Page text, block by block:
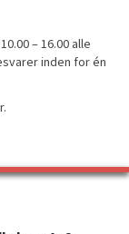
– 16.00 alle
inden for én